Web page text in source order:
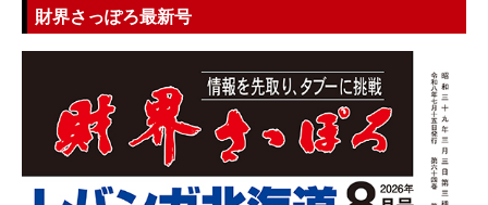
財界さっぽろ最新号